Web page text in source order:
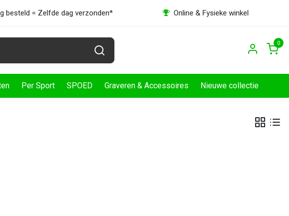
besteld = Zelfde dag verzonden* Online & Fysieke winkel
0
Per Sport SPOED Graveren & Accessoires Nieuwe collectie